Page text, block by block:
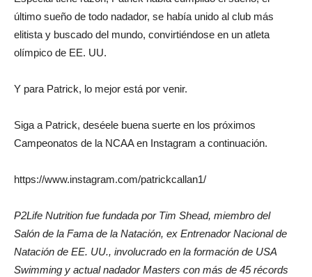
último sueño de todo nadador, se había unido al club más
elitista y buscado del mundo, convirtiéndose en un atleta
olímpico de EE. UU.
Y para Patrick, lo mejor está por venir.
Siga a Patrick, deséele buena suerte en los próximos
Campeonatos de la NCAA en Instagram a continuación.
https://www.instagram.com/patrickcallan1/
P2Life Nutrition fue fundada por Tim Shead, miembro del
Salón de la Fama de la Natación, ex Entrenador Nacional de
Natación de EE. UU., involucrado en la formación de USA
Swimming y actual nadador Masters con más de 45 récords